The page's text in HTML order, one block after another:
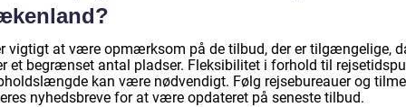
vigtigt at være opmærksom på de tilbud, der er tilgængelige,
et begrænset antal pladser. Fleksibilitet i forhold til
kan være nødvendigt. Følg rejsebureauer og
nyhedsbreve for at være opdateret på seneste tilbud.